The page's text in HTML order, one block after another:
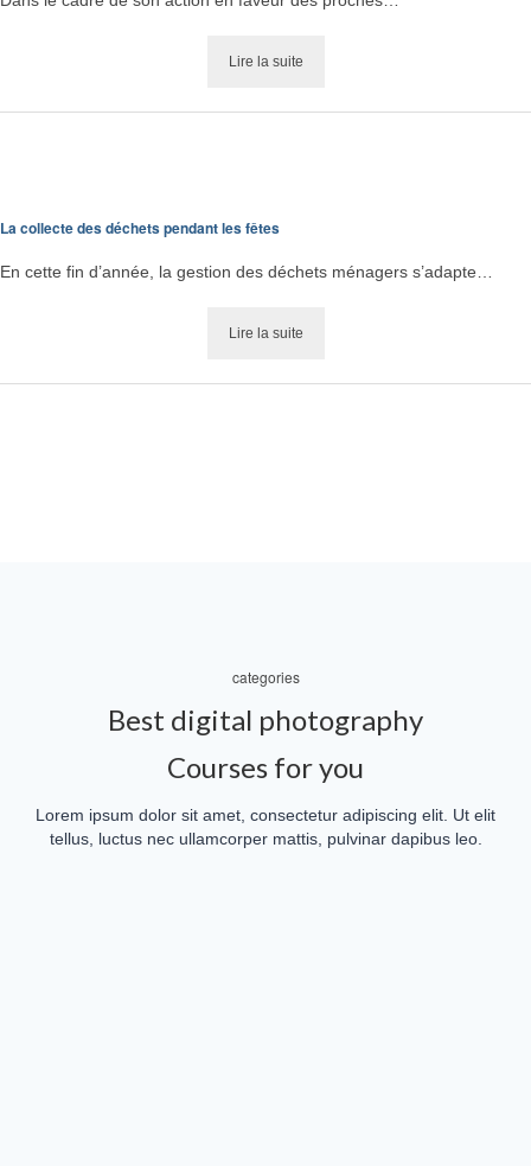
Lire la suite
La collecte des déchets pendant les fêtes
En cette fin d’année, la gestion des déchets ménagers s’adapte…
Lire la suite
categories
Best digital photography
Courses for you
Lorem ipsum dolor sit amet, consectetur adipiscing elit. Ut elit
tellus, luctus nec ullamcorper mattis, pulvinar dapibus leo.